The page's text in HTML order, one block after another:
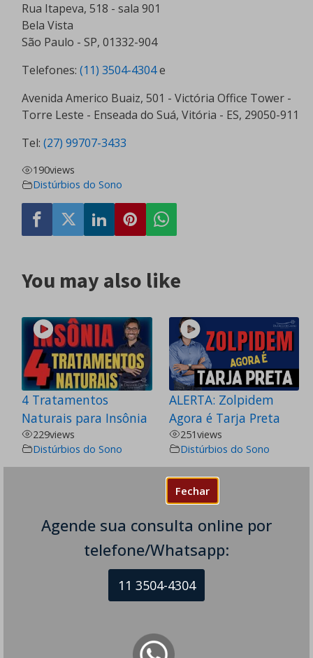
Fechar
Agende sua consulta online por
telefone/Whatsapp:
11 3504-4304
Rua Itapeva, 518 - sala 901
Bela Vista
São Paulo - SP, 01332-904
Telefones: (11) 3504-4304e
Avenida Americo Buaiz, 501 - Victória Office Tower -
Torre Leste - Enseada do Suá, Vitória - ES, 29050-911
Tel: (27) 99707-3433
190views
Distúrbios do Sono
You may also like
4 Tratamentos
Naturais para Insônia
229views
Distúrbios do Sono
ALERTA: Zolpidem
Agora é Tarja Preta
251views
Distúrbios do Sono
Tratamento Caseiro
para Agonia nas
O que Comer à Noite
para Dormir Melhor
202
Distúrbios do Sono